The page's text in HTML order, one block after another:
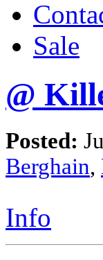
Sale
@
Posted:
Berghain,
Info